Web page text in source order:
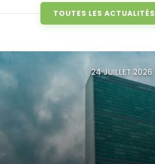
TOUTES LES ACTUALITÉS
24 JUILLET 2026